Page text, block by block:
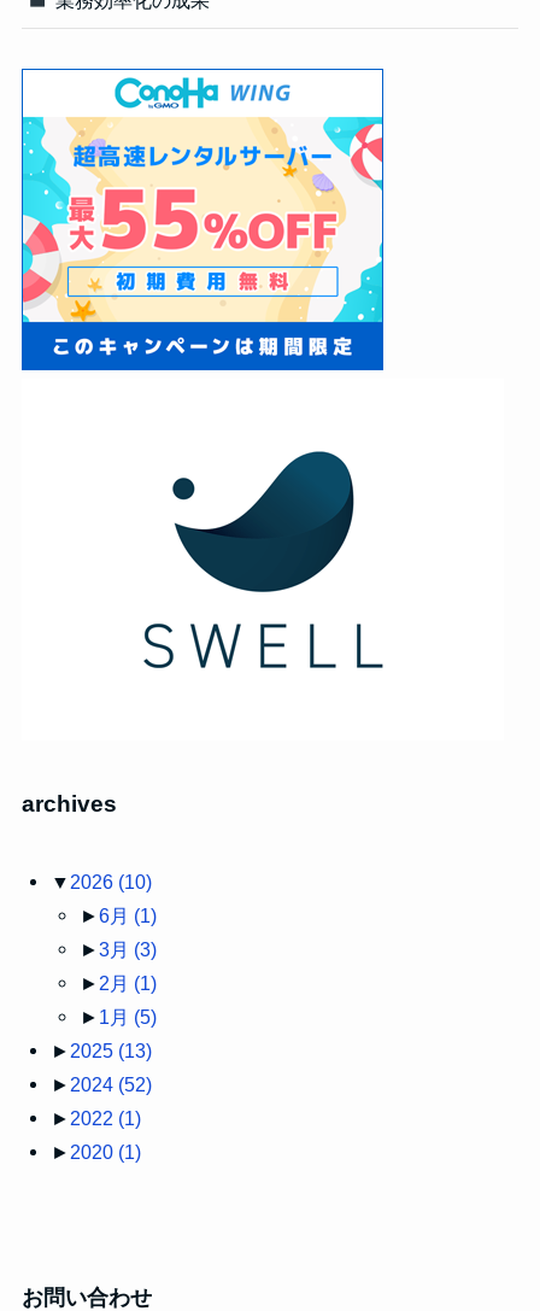
archives
▼ 2026 (10)
►6月 (1)
►3月 (3)
► 2月 (1)
► 1月 (5)
► 2025 (13)
► 2024 (52)
► 2022 (1)
► 2020 (1)
お問い合わせ